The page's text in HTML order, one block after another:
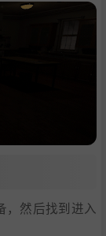
，然后找到进入